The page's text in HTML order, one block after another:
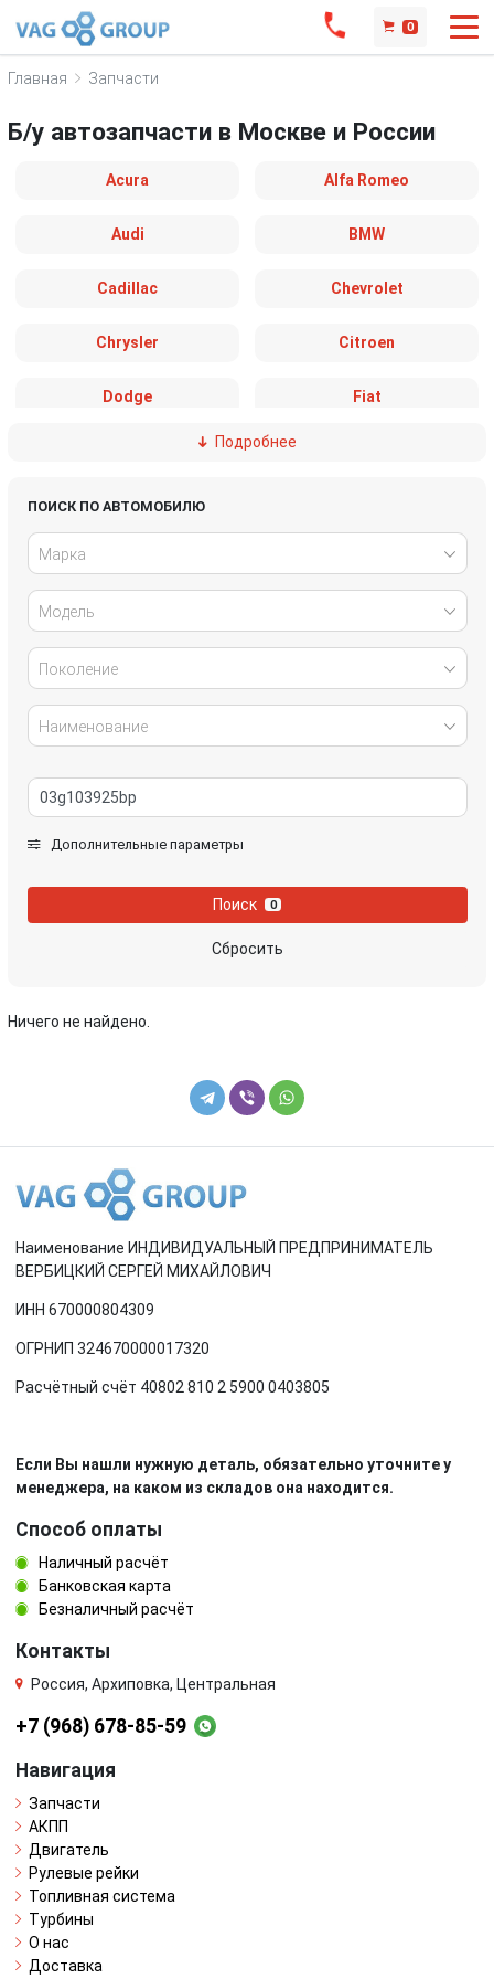
0
Главная Запчасти
Б/у автозапчасти в Москве и России
Acura Alfa Romeo
Audi BMW
Cadillac Chevrolet
Chrysler Citroen
Dodge Fiat
Honda
Kia
Land Rover
Mazda Mercedes-Benz
Nissan Opel
Toyota
Volvo
Подробнее
ПОИСК ПО АВТОМОБИЛЮ
Марка
Модель
Поколение
Наименование
Дополнительные параметры
Поиск 0
Сбросить
Ничего не найдено.
Наименование ИНДИВИДУАЛЬНЫЙ ПРЕДПРИНИМАТЕЛЬ
ВЕРБИЦКИЙ СЕРГЕЙ МИХАЙЛОВИЧ
ИНН 670000804309
ОГРНИП 324670000017320
Расчётный счёт 40802 810 2 5900 0403805
Если Вы нашли нужную деталь, обязательно уточните у
менеджера, на каком из складов она находится.
Способ оплаты
Наличный расчёт
Банковская карта
Безналичный расчёт
Контакты
Россия, Архиповка, Центральная
+7 (968) 678-85-59
Навигация
Запчасти
АКПП
Двигатель
Рулевые рейки
Топливная система
Турбины
О нас
Доставка